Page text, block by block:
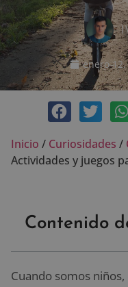
enero 12,
Inicio / Curiosidades /
Actividades y juegos
Contenido
Cuando somos niños,